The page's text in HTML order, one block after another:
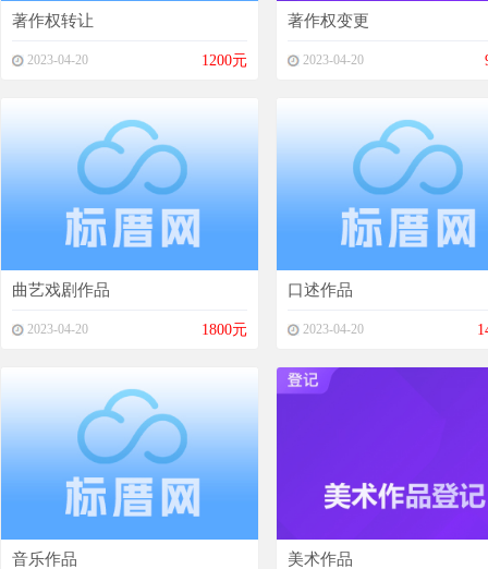
著作权转让
2023-04-20 1200元
著作权变更
2023-04-20
曲艺戏剧作品
2023-04-20 1800元
口述作品
2023-04-20
音乐作品 美术作品